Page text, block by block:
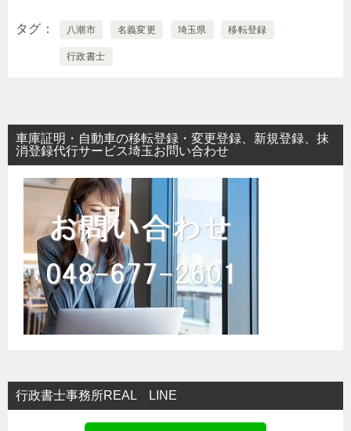
タグ 八潮市 名義変更 埼玉県 移転登録
行政書士
車庫証明・自動車の移転登録・変更登録、新規登録、抹
消登録代行サービス埼玉お問い合わせ
行政書士事務所REAL LINE